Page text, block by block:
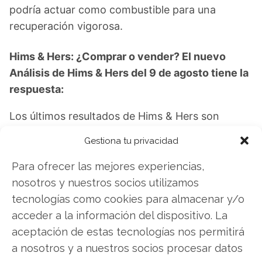
Gestiona tu privacidad
Para ofrecer las mejores experiencias,
nosotros y nuestros socios utilizamos
tecnologías como cookies para almacenar y/o
acceder a la información del dispositivo. La
aceptación de estas tecnologías nos permitirá
a nosotros y a nuestros socios procesar datos
podría actuar como combustible para una
recuperación vigorosa.
Hims & Hers: ¿Comprar o vender? El nuevo
Análisis de Hims & Hers del 9 de agosto tiene la
respuesta:
Los últimos resultados de Hims & Hers son
los inversores de Hims & Hers. ¿Merece la pena
invertir o es momento de vender? En el Análisis
gratuito actual del 9 de agosto descubrirá
exactamente qué hacer.
Hims & Hers: ¿Comprar o vender?
¡Lee más
aquí!